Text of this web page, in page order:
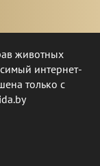
животных
интернет-
только с